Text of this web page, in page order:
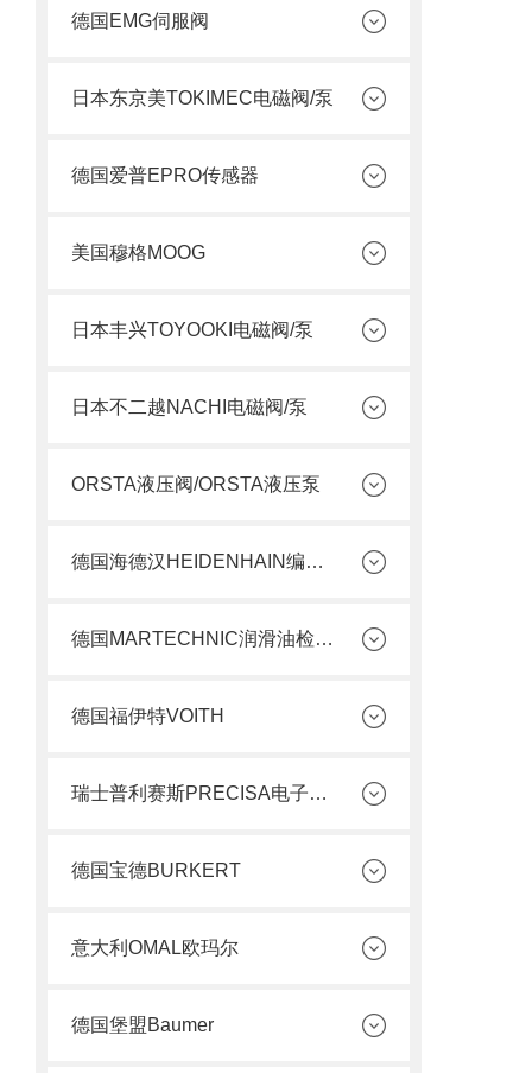
德国EMG伺服阀
日本东京美TOKIMEC电磁阀/泵
德国爱普EPRO传感器
美国穆格MOOG
日本丰兴TOYOOKI电磁阀/泵
日本不二越NACHI电磁阀/泵
ORSTA液压阀/ORSTA液压泵
德国海德汉HEIDENHAIN编码器
德国MARTECHNIC润滑油检测套件
德国福伊特VOITH
瑞士普利赛斯PRECISA电子天平
德国宝德BURKERT
意大利OMAL欧玛尔
德国堡盟Baumer